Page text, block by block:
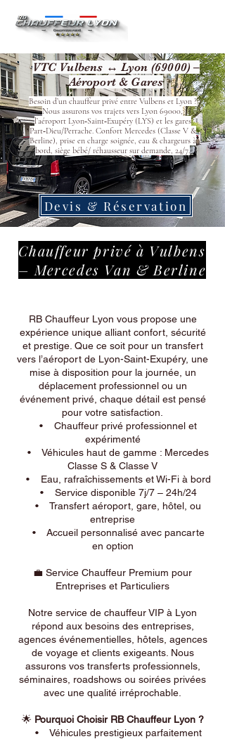
VTC Vulbens ↔ Lyon (69000) –
Aéroport & Gares
Besoin d’un chauffeur privé entre Vulbens et Lyon ?
Nous assurons vos trajets vers Lyon 69000,
l’aéroport Lyon‑Saint‑Exupéry (LYS) et les gares
Part‑Dieu/Perrache. Confort Mercedes (Classe V &
Berline), prise en charge soignée, eau & chargeurs à
bord, siège bébé/ réhausseur sur demande, 24/7.
Devis & Réservation
Chauffeur privé à Vulbens
– Mercedes Van & Berline
RB Chauffeur Lyon vous propose une
expérience unique alliant confort, sécurité
et prestige. Que ce soit pour un transfert
vers l’aéroport de Lyon-Saint-Exupéry, une
mise à disposition pour la journée, un
déplacement professionnel ou un
événement privé, chaque détail est pensé
pour votre satisfaction.
• Chauffeur privé professionnel et
expérimenté
• Véhicules haut de gamme : Mercedes
Classe S & Classe V
• Eau, rafraîchissements et Wi-Fi à bord
• Service disponible 7j/7 – 24h/24
• Transfert aéroport, gare, hôtel, ou
entreprise
• Accueil personnalisé avec pancarte
en option
💼 Service Chauffeur Premium pour
Entreprises et Particuliers
Notre service de chauffeur VIP à Lyon
répond aux besoins des entreprises,
agences événementielles, hôtels, agences
de voyage et clients exigeants. Nous
assurons vos transferts professionnels,
séminaires, roadshows ou soirées privées
avec une qualité irréprochable.
🌟 Pourquoi Choisir RB Chauffeur Lyon ?
• Véhicules prestigieux parfaitement